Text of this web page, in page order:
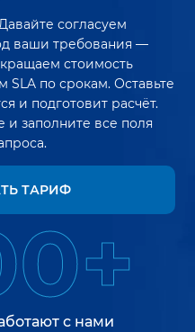
согласуем
ваши требования —
стоимость
по срокам. Оставьте
и подготовит расчёт.
заполните все поля
ТАРИФ
с нами